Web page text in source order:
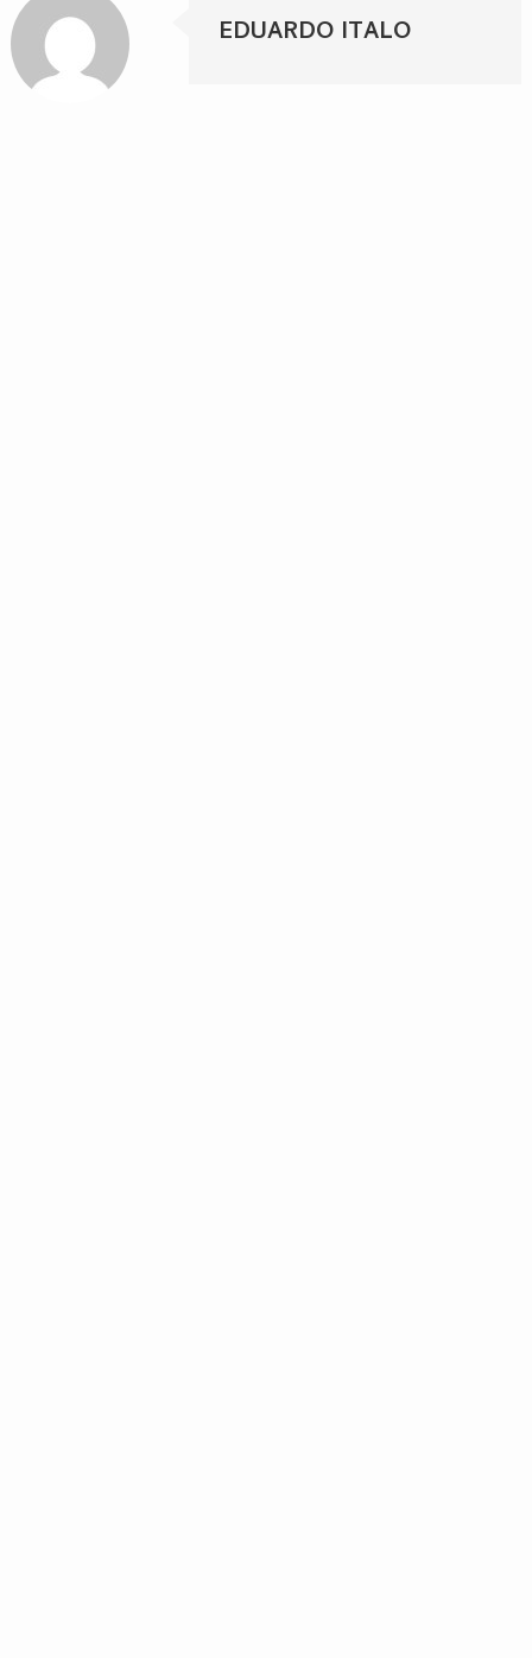
EDUARDO ITALO